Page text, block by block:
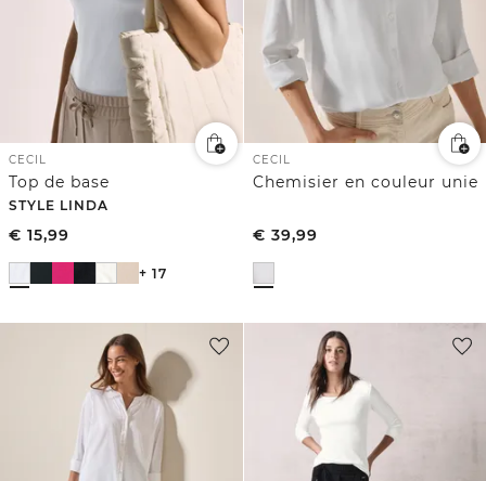
CECIL
Top de base
STYLE LINDA
€ 15,99
+ 17
CECIL
Chemisier en couleur unie
€ 39,99